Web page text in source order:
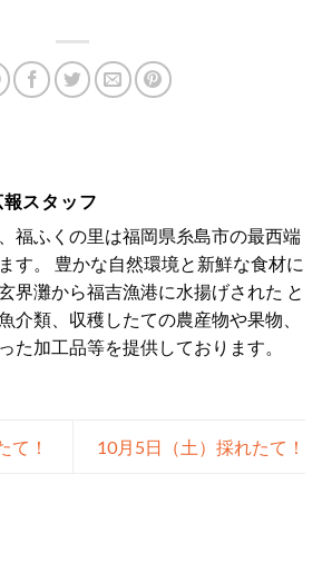
スタッフ
福ふくの里は福岡県糸島市の最西端
す。 豊かな自然環境と新鮮な食材に
界灘から福吉漁港に水揚げされた と
介類、収穫したての農産物や果物、
た加工品等を提供しております。
て！ 10月5日（土）採れたて！